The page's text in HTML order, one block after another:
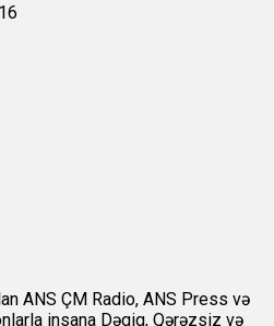
ANS ÇM Radio, ANS Press və
insana Dəqiq, Qərəzsiz və